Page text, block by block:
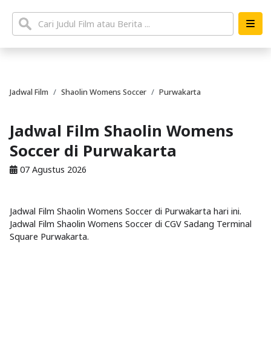
Jadwal Film Shaolin Womens Soccer Purwakarta
Jadwal Film Shaolin Womens
Soccer di Purwakarta
07 Agustus 2026
Jadwal Film Shaolin Womens Soccer di Purwakarta hari ini.
Jadwal Film Shaolin Womens Soccer di CGV Sadang Terminal
Square Purwakarta.